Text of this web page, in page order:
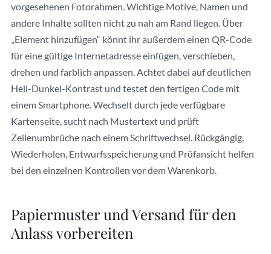
vorgesehenen Fotorahmen. Wichtige Motive, Namen und
andere Inhalte sollten nicht zu nah am Rand liegen. Über
„Element hinzufügen“ könnt ihr außerdem einen QR-Code
für eine gültige Internetadresse einfügen, verschieben,
drehen und farblich anpassen. Achtet dabei auf deutlichen
Hell-Dunkel-Kontrast und testet den fertigen Code mit
einem Smartphone. Wechselt durch jede verfügbare
Kartenseite, sucht nach Mustertext und prüft
Zeilenumbrüche nach einem Schriftwechsel. Rückgängig,
Wiederholen, Entwurfsspeicherung und Prüfansicht helfen
bei den einzelnen Kontrollen vor dem Warenkorb.
Papiermuster und Versand für den
Anlass vorbereiten